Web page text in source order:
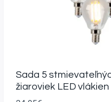
Sada 5
žiaroviek LED